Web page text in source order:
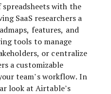
with the
SaaS researchers a
features, and
tools to manage
or centralize
a customizable
team’s workflow. In
look at Airtable’s